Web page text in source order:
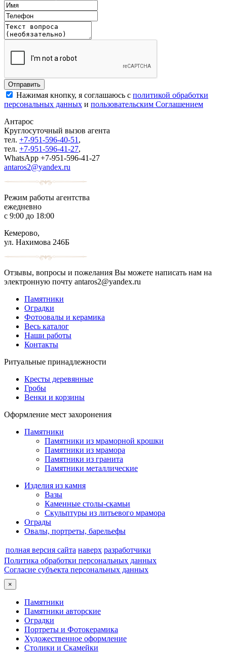
Нажимая кнопку, я соглашаюсь с политикой обработки
персональных данных и пользовательским Соглашением
Антарос
Круглосуточный вызов агента
тел. +7-951-596-40-51 ,
тел. +7-951-596-41-27,
WhatsApp +7-951-596-41-27
antaros2@yandex.ru
Режим работы агентства
ежедневно
с 9:00 до 18:00
Кемерово,
ул. Нахимова 246Б
Отзывы, вопросы и пожелания Вы можете написать нам на
электронную почту antaros2@yandex.ru
Памятники
Оградки
Фотоовалы и керамика
Весь каталог
Наши работы
Контакты
Ритуальные принадлежности
Кресты деревянные
Гробы
Венки и корзины
Оформление мест захоронения
Памятники
Памятники из мраморной крошки
Памятники из мрамора
Памятники из гранита
Памятники металлические
Изделия из камня
Вазы
Каменные столы-скамьи
Скульптуры из литьевого мрамора
Ограды
Овалы, портреты, барельефы
полная версия сайта наверх разработчики
Политика обработки персональных данных
Согласие субъекта персональных данных
×
Памятники
Памятники авторские
Оградки
Портреты и Фотокерамика
Художественное оформление
Столики и Скамейки